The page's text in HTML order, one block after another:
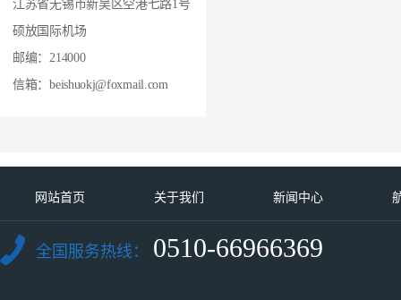
江苏省无锡市新吴区空港七路1号
硕放国际机场
邮编：214000
信箱：beishuokj@foxmail.com
网站首页 关于我们 新闻中心
全国服务热线： 0510-66966369